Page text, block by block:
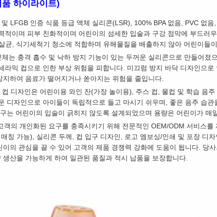
하이라이트)
LFGB 인증 식품 등급 액체 실리콘(LSR), 100% BPA 없음, PVC 없
적이며 피부 친화적이며 어린이의 섬세한 입술과 구강 점막에 부드러
, 식기세척기 청소에 적합하며 유해물질을 배출하지 않아 어린이들
는 충격 흡수 및 낙하 방지 기능이 있는 두꺼운 실리콘으로 만들어졌
라믹 컵으로 인한 부상 위험을 피합니다. 미끄럼 방지 바닥 디자인으
하여 음료가 떨어지거나 쏟아지는 위험을 줄입니다.
디자인은 어린이용 와인 잔(가장 놀이용), 주스 컵, 물컵 및 학습 음
디자인으로 아이들이 독립적으로 들고 마시기 쉬우며, 좋은 음주 습
는 어린이의 입술이 긁히지 않도록 설계되었으며 용량은 어린이가 매
객의 개인화된 요구를 충족시키기 위해 전문적인 OEM/ODM 서비스
칭 가능), 실리콘 두께, 컵 입구 디자인, 로고 엠보싱/인쇄 및 포장 디
의 관심을 끌 수 있어 고객의 제품 경쟁력 강화에 도움이 됩니다. 당
산을 가능하게 하여 일관된 품질과 적시 납품을 보장합니다.